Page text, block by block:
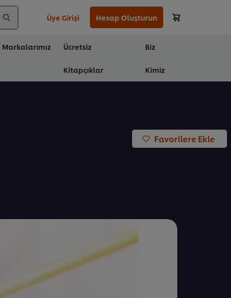
Üye Girişi Hesap Oluşturun
Markalarımız Ücretsiz
Kitapçıklar
Biz
Kimiz
Favorilere Ekle